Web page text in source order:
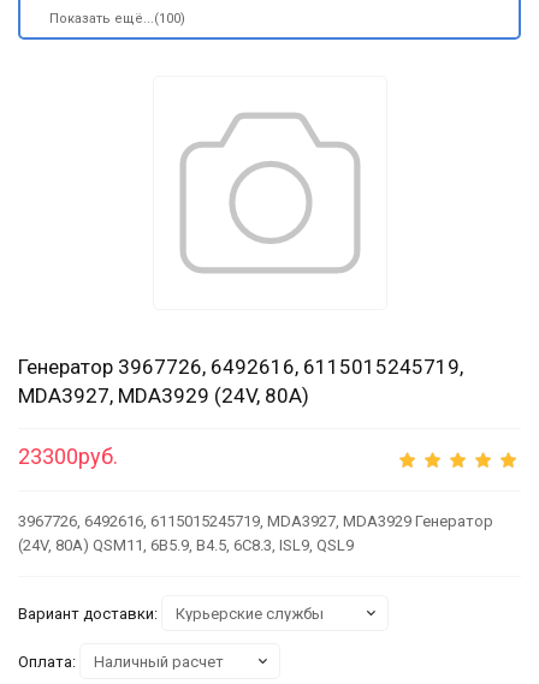
Показать ещё...(100)
Генератор 3967726, 6492616, 6115015245719,
MDA3927, MDA3929 (24V, 80A)
23300руб.
3967726, 6492616, 6115015245719, MDA3927, MDA3929 Генератор
(24V, 80A) QSM11, 6B5.9, B4.5, 6C8.3, ISL9, QSL9
Вариант доставки:
Оплата: